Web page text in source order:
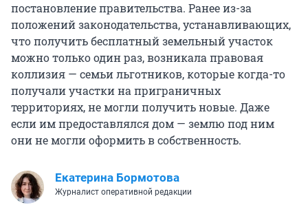
постановление правительства. Ранее из-за
положений законодательства, устанавливающих,
что получить бесплатный земельный участок
можно только один раз, возникала правовая
коллизия — семьи льготников, которые когда-то
получали участки на приграничных
территориях, не могли получить новые. Даже
если им предоставлялся дом — землю под ним
они не могли оформить в собственность.
Екатерина Бормотова
Журналист оперативной редакции